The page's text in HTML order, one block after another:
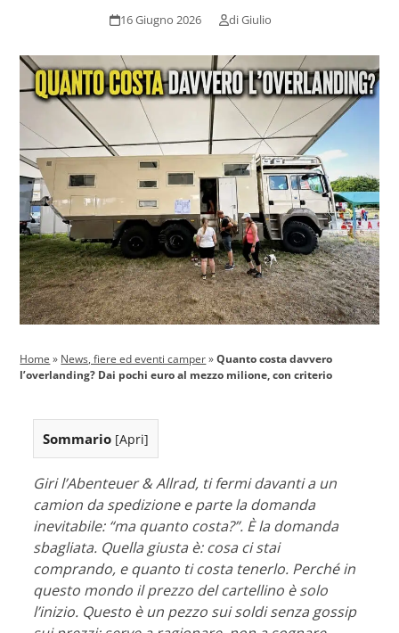
16 Giugno 2026 diGiulio
Home » News, fiere ed eventi camper»Quanto costa davvero
l’overlanding? Dai pochi euro al mezzo milione, con criterio
Sommario [Apri]
Giri l’Abenteuer & Allrad, ti fermi davanti a un
camion da spedizione e parte la domanda
inevitabile: “ma quanto costa?”. È la domanda
sbagliata. Quella giusta è: cosa ci stai
comprando, e quanto ti costa tenerlo. Perché in
questo mondo il prezzo del cartellino è solo
l’inizio. Questo è un pezzo sui soldi senza gossip